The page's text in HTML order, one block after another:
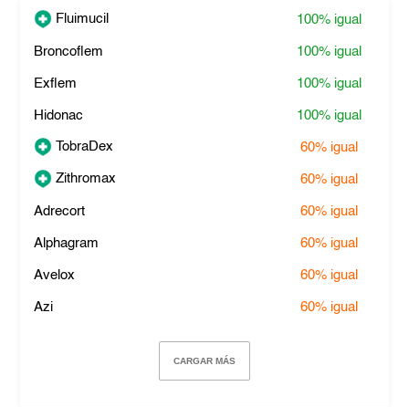
Fluimucil 100% igual
Broncoflem 100% igual
Exflem 100% igual
Hidonac 100% igual
TobraDex 60% igual
Zithromax 60% igual
Adrecort 60% igual
Alphagram 60% igual
Avelox 60% igual
Azi 60% igual
CARGAR MÁS